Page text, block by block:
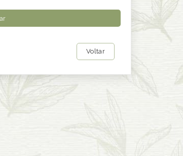
Voltar